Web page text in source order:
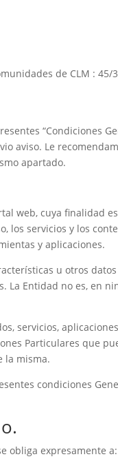
de CLM : 45/
“Condiciones
Le
apartado.
web, cuya finalidad
servicios y los
y aplicaciones.
u otros
Entidad no es, en
servicios,
Particulares que
la misma.
condiciones
obliga expresamente a: